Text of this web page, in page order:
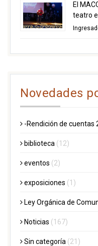
El
teatro
Novedades
-Rendición de cuentas
biblioteca (12)
eventos (2)
exposiciones (1)
Ley Orgánica de
Noticias (167)
Sin categoría (21)